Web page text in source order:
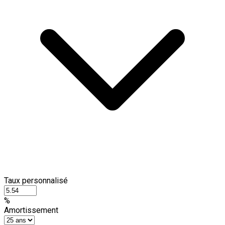
Taux personnalisé
%
Amortissement